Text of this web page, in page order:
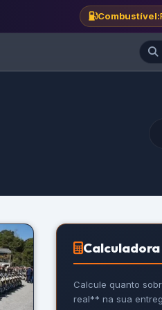
Combustível:
Calcule quanto
real** na sua